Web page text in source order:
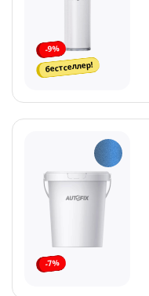
-9%
бестселлер!
-7%